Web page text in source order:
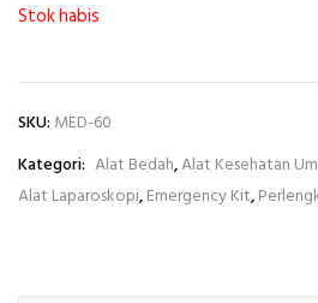
Stok habis
SKU: MED-60
Kategori: Alat Bedah,Alat Kesehatan
Alat Laparoskopi,Emergency Kit,